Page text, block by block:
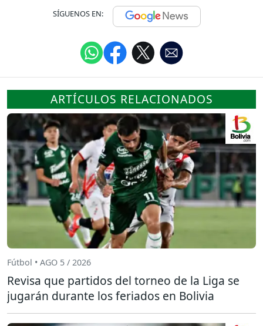
SÍGUENOS EN:
ARTÍCULOS RELACIONADOS
Fútbol • AGO 5 / 2026
Revisa que partidos del torneo de la Liga se
jugarán durante los feriados en Bolivia